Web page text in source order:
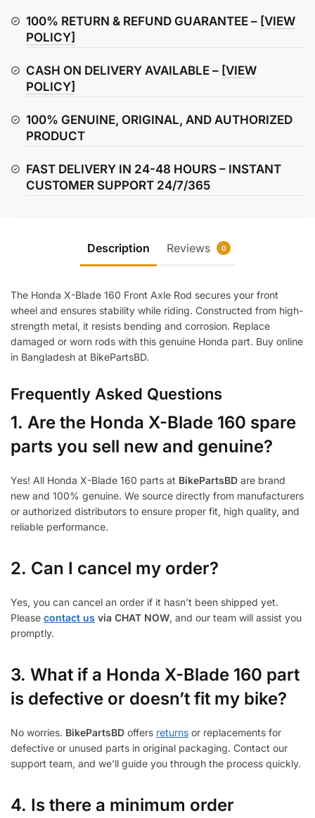
Front
Axle
quantity
100% RETURN & REFUND GUARANTEE – [VIEW
POLICY]
CASH ON DELIVERY AVAILABLE – [VIEW
POLICY]
100% GENUINE, ORIGINAL, AND AUTHORIZED
PRODUCT
FAST DELIVERY IN 24-48 HOURS – INSTANT
CUSTOMER SUPPORT 24/7/365
Description Reviews 0
The Honda X-Blade 160 Front Axle Rod secures your front
wheel and ensures stability while riding. Constructed from high-
strength metal, it resists bending and corrosion. Replace
damaged or worn rods with this genuine Honda part. Buy online
in Bangladesh at BikePartsBD.
Frequently Asked Questions
1. Are the Honda X-Blade 160 spare
parts you sell new and genuine?
Yes! All Honda X-Blade 160 parts at BikePartsBD are brand
new and 100% genuine. We source directly from manufacturers
or authorized distributors to ensure proper fit, high quality, and
reliable performance.
2. Can I cancel my order?
Yes, you can cancel an order if it hasn’t been shipped yet.
Please contact us via CHAT NOW, and our team will assist you
promptly.
3. What if a Honda X-Blade 160 part
is defective or doesn’t fit my bike?
No worries. BikePartsBD offers returns or replacements for
defective or unused parts in original packaging. Contact our
support team, and we’ll guide you through the process quickly.
4. Is there a minimum order